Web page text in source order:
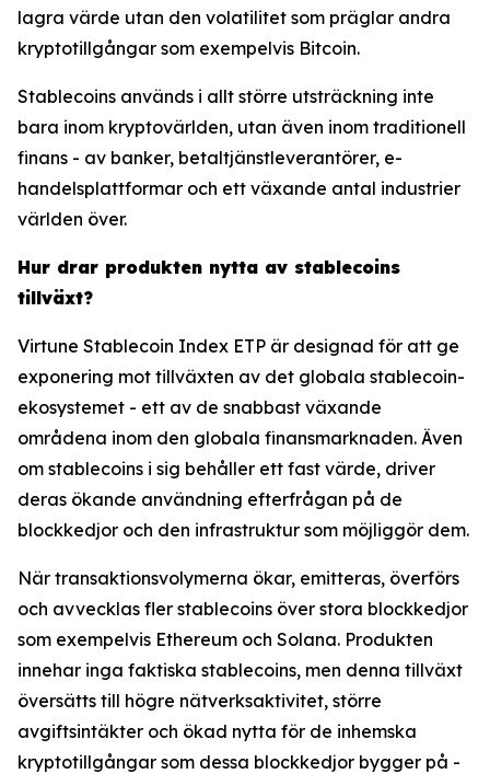
lagra värde utan den volatilitet som präglar andra
kryptotillgångar som exempelvis Bitcoin.
Stablecoins används i allt större utsträckning inte
bara inom kryptovärlden, utan även inom traditionell
finans - av banker, betaltjänstleverantörer, e-
handelsplattformar och ett växande antal industrier
världen över.
Hur drar produkten nytta av stablecoins
tillväxt?
Virtune Stablecoin Index ETP är designad för att ge
exponering mot tillväxten av det globala stablecoin-
ekosystemet - ett av de snabbast växande
områdena inom den globala finansmarknaden. Även
om stablecoins i sig behåller ett fast värde, driver
deras ökande användning efterfrågan på de
blockkedjor och den infrastruktur som möjliggör dem.
När transaktionsvolymerna ökar, emitteras, överförs
och avvecklas fler stablecoins över stora blockkedjor
som exempelvis Ethereum och Solana. Produkten
innehar inga faktiska stablecoins, men denna tillväxt
översätts till högre nätverksaktivitet, större
avgiftsintäkter och ökad nytta för de inhemska
kryptotillgångar som dessa blockkedjor bygger på -